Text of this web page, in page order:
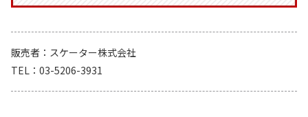
販売者
スケーター株式会社
TEL
03-5206-3931